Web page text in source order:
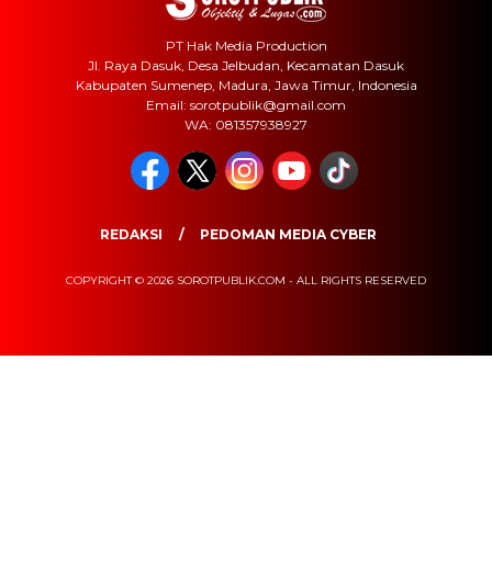
PT Hak Media Production
Jl. Raya Dasuk, Desa Jelbudan, Kecamatan Dasuk
Kabupaten Sumenep, Madura, Jawa Timur, Indonesia
Email: sorotpublik@gmail.com
WA: 081357938927
REDAKSI PEDOMAN MEDIA CYBER
COPYRIGHT © 2026 SOROTPUBLIK.COM - ALL RIGHTS RESERVED